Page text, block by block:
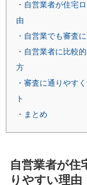
・自営業者が住宅
由
・自営業でも審査
・自営業者に比較
方
・審査に通りやす
ト
・まとめ
自営業者が住
りやすい理由